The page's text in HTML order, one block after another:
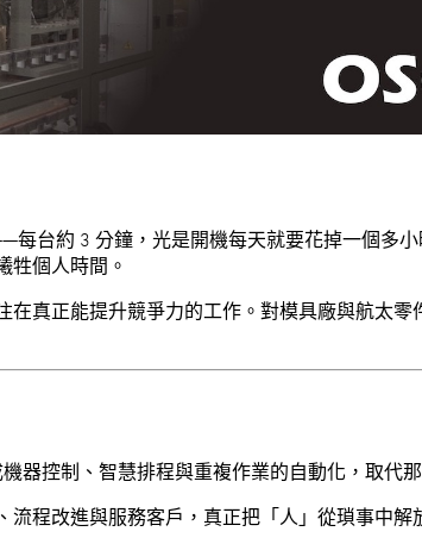
每台約 3 分鐘，光是開機每天就要花掉一個多
牲個人時間。
真正能提升競爭力的工作。對模具廠與航太零
器控制、智慧排程與重複作業的自動化，取代
程改進與服務客戶，真正把「人」從瑣事中解